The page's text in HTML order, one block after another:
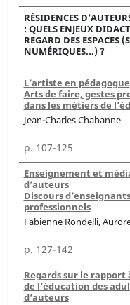
RÉSIDENCES
: QUELS ENJEUX
REGARD DES ESPACES
NUMÉRIQUES...) ?
L’artiste en pédagogue
Arts de faire, gestes
dans les métiers de
Jean-Charles Chabanne
p. 107-125
Enseignement et
d’auteurs
Discours
professionnels
Fabienne Rondelli,
p. 127-142
Regards sur le
de l’éducation des
d’auteurs